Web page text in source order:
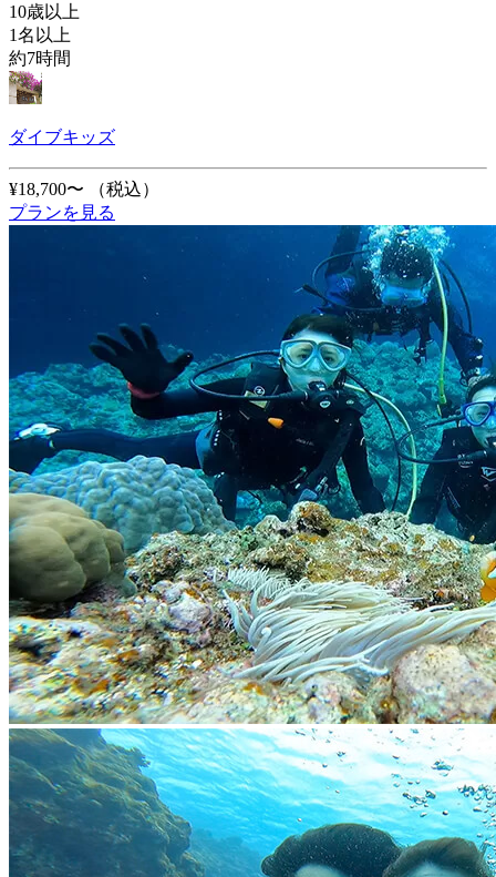
10歳以上
1名以上
約7時間
ダイブキッズ
¥18,700〜
（税込）
プランを見る